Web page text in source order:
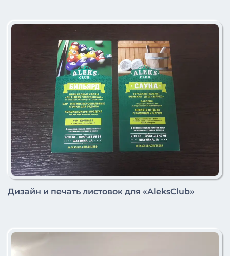
Дизайн и печать листовок для «AleksClub»